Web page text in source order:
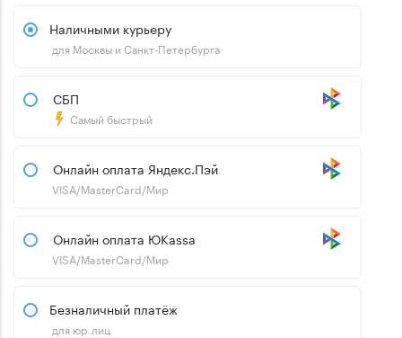
Наличными курьеру
для Москвы и Санкт-Петербурга
СБП
Самый быстрый
Онлайн оплата Яндекс.Пэй
VISA/MasterCard/Мир
Онлайн оплата ЮKassa
VISA/MasterCard/Мир
Безналичный платёж
для юр.лиц